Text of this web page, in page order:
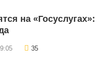
на «Госуслугах»:
35